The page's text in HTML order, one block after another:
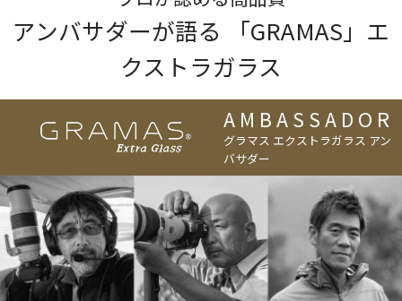
アンバサダーが語る 「GRAMAS」エ
クストラガラス
AMBASSADOR
グラマス エクストラガラス アン
バサダー